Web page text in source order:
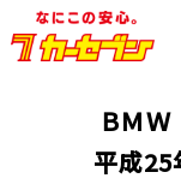
ＢＭ
平成25